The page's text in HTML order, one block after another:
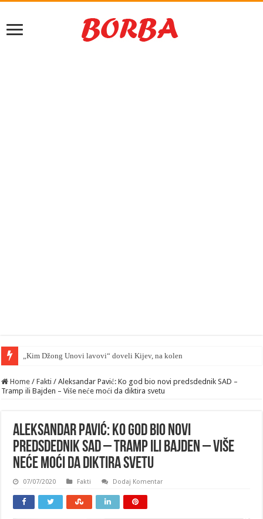
Home / Fakti / Aleksandar Pavić: Ko god bio novi predsdednik SAD –
Tramp ili Bajden – Više neće moći da diktira svetu
Aleksandar Pavić: Ko god bio novi
predsdednik SAD – Tramp ili Bajden – Više
neće moći da diktira svetu
07/07/2020 Fakti Dodaj Komentar